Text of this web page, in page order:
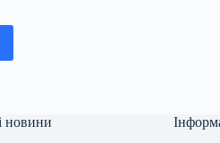
новини